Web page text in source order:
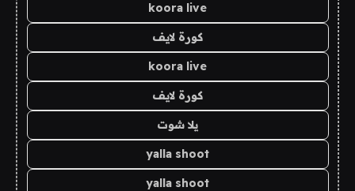
koora live
كورة لايف
koora live
كورة لايف
يلا شوت
yalla shoot
yalla shoot